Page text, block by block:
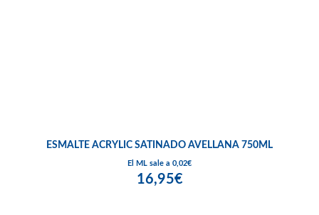
ESMALTE ACRYLIC SATINADO AVELLANA 750ML
El ML sale a 0,02€
16,95€